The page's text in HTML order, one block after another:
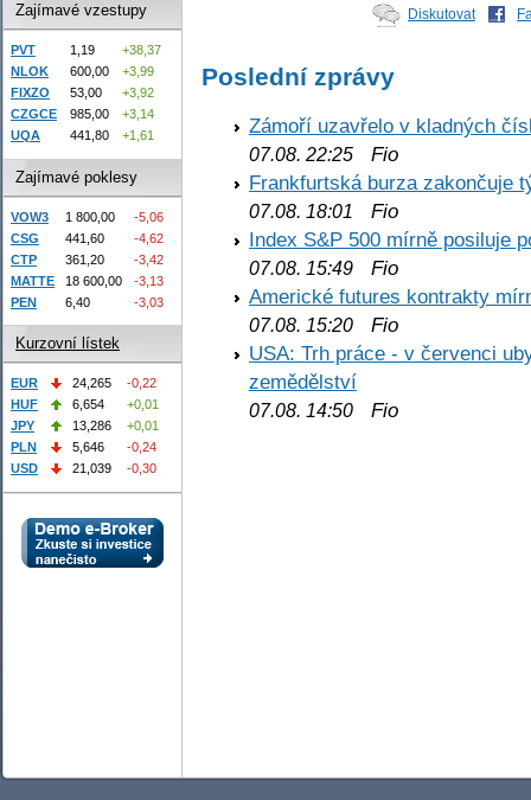
Diskutovat
Poslední zprávy
Zámoří uzavřelo v kladných
07.08. 22:25 Fio
Frankfurtská burza zakončuje
07.08. 18:01
Fio
Index S&P 500 mírně posiluje
07.08. 15:49 Fio
Americké futures kontrakty
07.08. 15:20 Fio
USA: Trh práce - v červenci
zemědělství
07.08. 14:50 Fio
Zajímavé vzestupy
PVT 1,19
+38,37
NLOK
600,00
+3,99
FIXZO
53,00
+3,92
CZGCE
985,00
+3,14
UQA
441,80 +1,61
Zajímavé poklesy
VOW3 1 800,00
-5,06
CSG
441,60
-4,62
CTP
361,20
-3,42
MATTE
18 600,00
-3,13
PEN
6,40 -3,03
Kurzovní lístek
EUR 24,265
-0,22
HUF
6,654
+0,01
JPY
13,286
+0,01
PLN
5,646
-0,24
USD
21,039 -0,30